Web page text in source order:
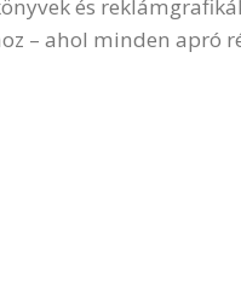
és
– ahol minden apró